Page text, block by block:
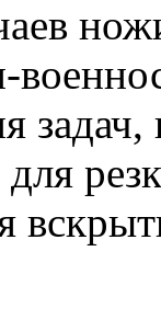
задач,